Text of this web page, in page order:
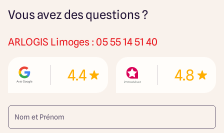
Vous avez des questions ?
ARLOGIS Limoges : 05 55 14 51 40
4.4 4.8